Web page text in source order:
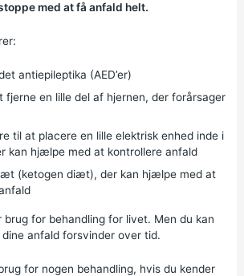
med at få anfald helt.
antiepileptika (AED’er)
fjerne en lille del af hjernen, der forårsager
til at placere en lille elektrisk enhed inde i
kan hjælpe med at kontrollere anfald
(ketogen diæt), der kan hjælpe med at
brug for behandling for livet. Men du kan
anfald forsvinder over tid.
for nogen behandling, hvis du kender